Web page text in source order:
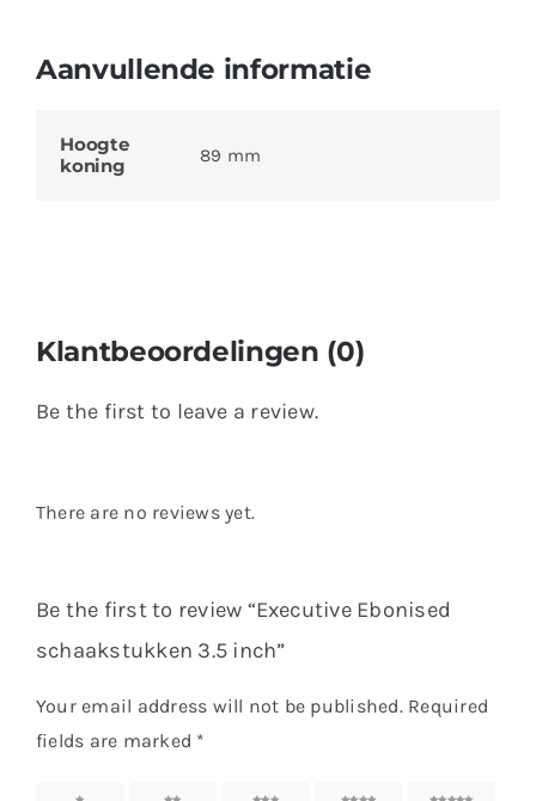
Aanvullende informatie
Hoogte
koning
89 mm
Klantbeoordelingen (0)
Be the first to leave a review.
There are no reviews yet.
Be the first to review “Executive Ebonised
schaakstukken 3.5 inch”
Your email address will not be published. Required
fields are marked *